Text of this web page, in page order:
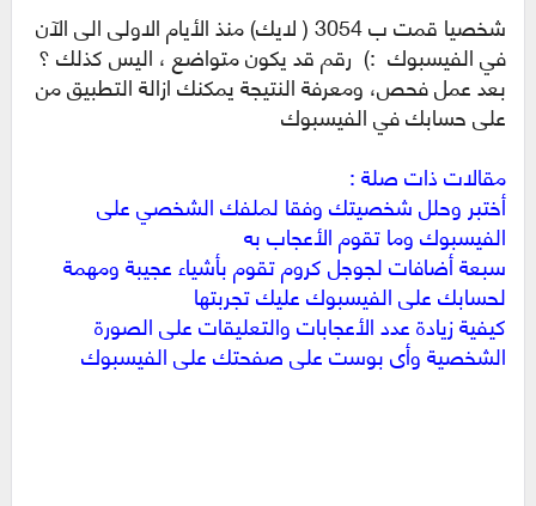
شخصيا قمت ب 3054 ( لايك) منذ الأيام الاولى الى الآن
في الفيسبوك :) رقم قد يكون متواضع ، اليس كذلك ؟
بعد عمل فحص، ومعرفة النتيجة يمكنك ازالة التطبيق من
على حسابك في الفيسبوك
مقالات ذات صلة :
أختبر وحلل شخصيتك وفقا لملفك الشخصي على
الفيسبوك وما تقوم الأعجاب به
سبعة أضافات لجوجل كروم تقوم بأشياء عجيبة ومهمة
لحسابك على الفيسبوك عليك تجربتها
كيفية زيادة عدد الأعجابات والتعليقات على الصورة
الشخصية وأي بوست على صفحتك على الفيسبوك